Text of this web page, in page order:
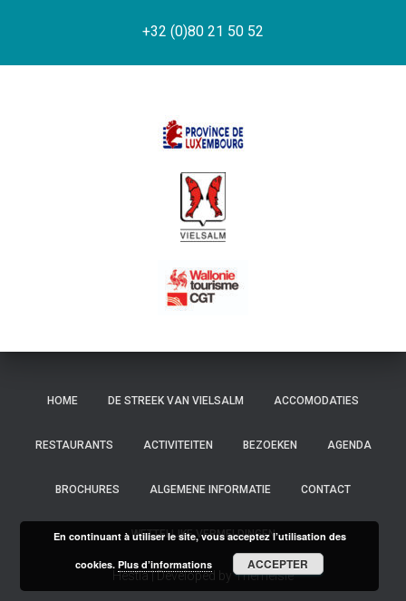
+32 (0)80 21 50 52
HOME DE STREEK VAN VIELSALM ACCOMODATIES
RESTAURANTS ACTIVITEITEN BEZOEKEN AGENDA
BROCHURES ALGEMENE INFORMATIE CONTACT
WETTELIJKE VERMELDINGEN
Hestia | Developed byThemeIsle
En continuant à utiliser le site, vous acceptez l’utilisation des
cookies. Plus d’informations ACCEPTER